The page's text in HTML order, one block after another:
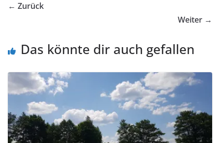
← Zurück
Weiter →
Das könnte dir auch gefallen